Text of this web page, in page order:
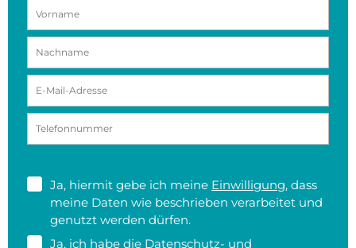
Ja, hiermit gebe ich meine Einwilligung, dass
meine Daten wie beschrieben verarbeitet und
genutzt werden dürfen.
Ja, ich habe die Datenschutz- und